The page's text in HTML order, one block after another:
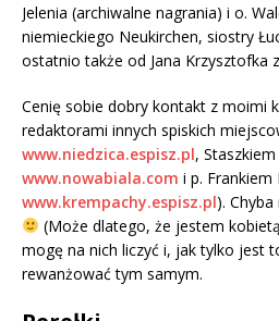
Jelenia (archiwalne nagrania) i o.
niemieckiego Neukirchen, siostry
ostatnio także od Jana Krzysztofka
Cenię sobie dobry kontakt z moimi
redaktorami innych spiskich
www.niedzica.espisz.pl,
www.nowabiala.com i p. Frankiem
www.krempachy.espisz.pl).
(Może dlatego, że jestem kobietą
mogę na nich liczyć i, jak tylko jest
rewanżować tym samym.